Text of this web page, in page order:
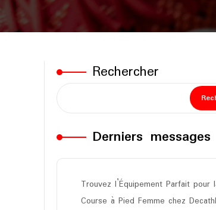
Rechercher
Derniers messages
Trouvez l’Équipement Parfait pour
Course à Pied Femme chez